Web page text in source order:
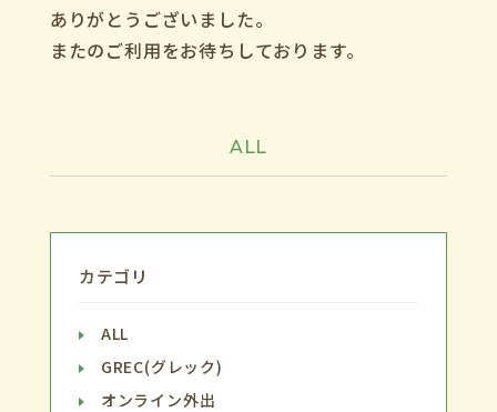
ありがとうございました。
またのご利用をお待ちしております。
ALL
カテゴリ
ALL
GREC(グレック)
オンライン外出